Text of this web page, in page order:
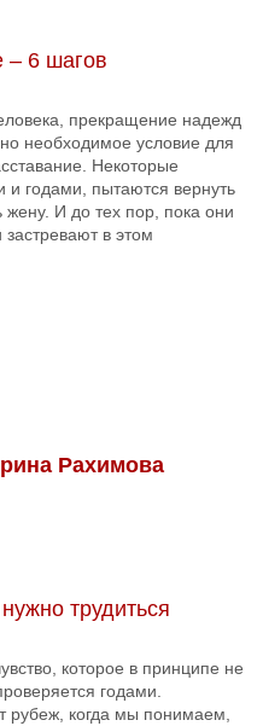
– 6 шагов
прекращение надежд
необходимое условие для
Некоторые
и годами, пытаются вернуть
И до тех пор, пока они
в этом
Рахимова
трудиться
которое в принципе не
годами.
рубеж, когда мы понимаем,